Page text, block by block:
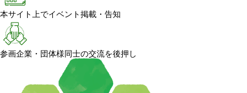
本サイト上でイベント掲載・告知
参画企業・団体様同士の交流を後押し